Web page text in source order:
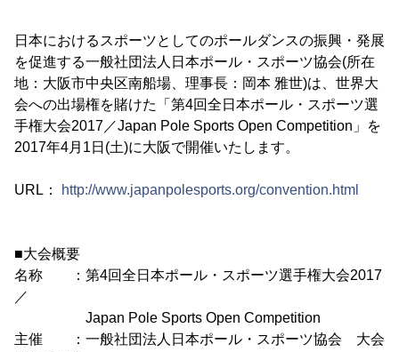
日本におけるスポーツとしてのポールダンスの振興・発展
を促進する一般社団法人日本ポール・スポーツ協会(所在
地：大阪市中央区南船場、理事長：岡本 雅世)は、世界大
会への出場権を賭けた「第4回全日本ポール・スポーツ選
手権大会2017／Japan Pole Sports Open Competition」を
2017年4月1日(土)に大阪で開催いたします。
URL： http://www.japanpolesports.org/convention.html
■大会概要
名称 ：第4回全日本ポール・スポーツ選手権大会2017
／
Japan Pole Sports Open Competition
主催 ：一般社団法人日本ポール・スポーツ協会 大会